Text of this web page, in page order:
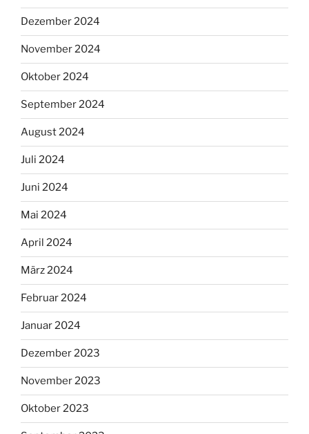
Dezember 2024
November 2024
Oktober 2024
September 2024
August 2024
Juli 2024
Juni 2024
Mai 2024
April 2024
März 2024
Februar 2024
Januar 2024
Dezember 2023
November 2023
Oktober 2023